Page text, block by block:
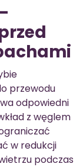
przewodu
odpowiedni
z węglem
w redukcji
podczas